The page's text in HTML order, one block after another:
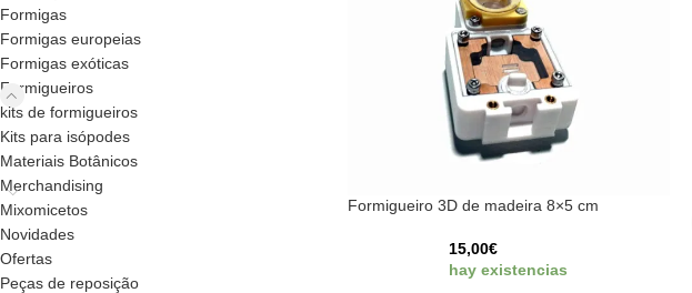
Formigas
Formigas europeias
Formigas exóticas
Formigueiros
kits de formigueiros
Kits para isópodes
Materiais Botânicos
Merchandising
Mixomicetos
Novidades
Ofertas
Peças de reposição
Formigueiro 3D de madeira 8×5 cm
15,00€
hay existencias